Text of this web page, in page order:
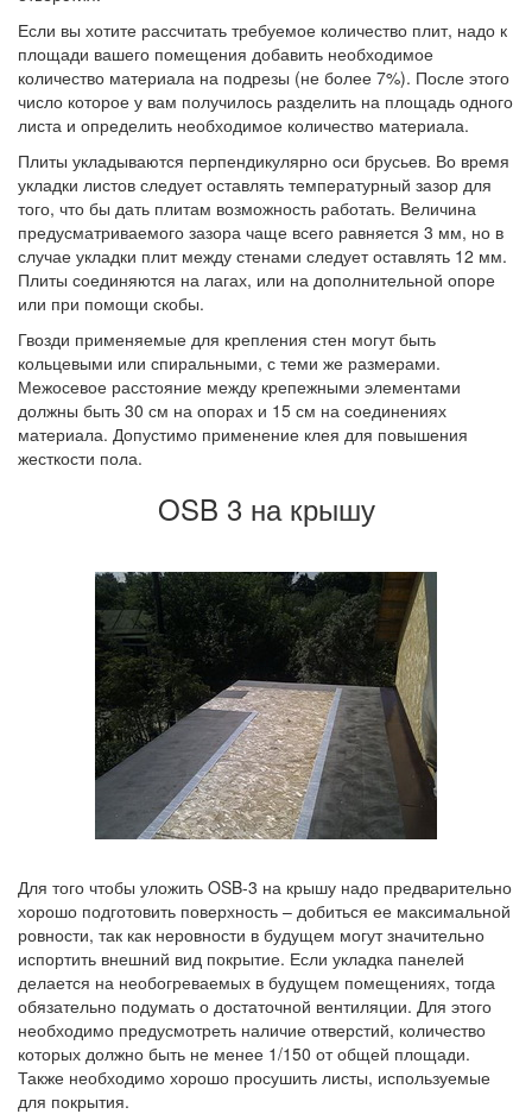
Если вы хотите рассчитать требуемое количество плит, надо к
площади вашего помещения добавить необходимое
количество материала на подрезы (не более 7%). После этого
число которое у вам получилось разделить на площадь одного
листа и определить необходимое количество материала.
Плиты укладываются перпендикулярно оси брусьев. Во время
укладки листов следует оставлять температурный зазор для
того, что бы дать плитам возможность работать. Величина
предусматриваемого зазора чаще всего равняется 3 мм, но в
случае укладки плит между стенами следует оставлять 12 мм.
Плиты соединяются на лагах, или на дополнительной опоре
или при помощи скобы.
Гвозди применяемые для крепления стен могут быть
кольцевыми или спиральными, с теми же размерами.
Межосевое расстояние между крепежными элементами
должны быть 30 см на опорах и 15 см на соединениях
материала. Допустимо применение клея для повышения
жесткости пола.
OSB 3 на крышу
Для того чтобы уложить OSB-3 на крышу надо предварительно
хорошо подготовить поверхность – добиться ее максимальной
ровности, так как неровности в будущем могут значительно
испортить внешний вид покрытие. Если укладка панелей
делается на необогреваемых в будущем помещениях, тогда
обязательно подумать о достаточной вентиляции. Для этого
необходимо предусмотреть наличие отверстий, количество
которых должно быть не менее 1/150 от общей площади.
Также необходимо хорошо просушить листы, используемые
для покрытия.